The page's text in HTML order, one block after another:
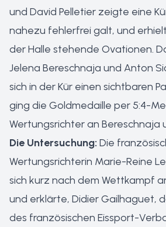
und David Pelletier zeigte eine
nahezu fehlerfrei galt, und
der Halle stehende Ovationen.
Jelena Bereschnaja und Anton
sich in der Kür einen sichtbaren
ging die Goldmedaille per 5:4-
Wertungsrichter an Bereschnaja
Die Untersuchung: Die
Wertungsrichterin Marie-Reine
sich kurz nach dem Wettkampf
und erklärte, Didier Gailhaguet,
des französischen Eissport-